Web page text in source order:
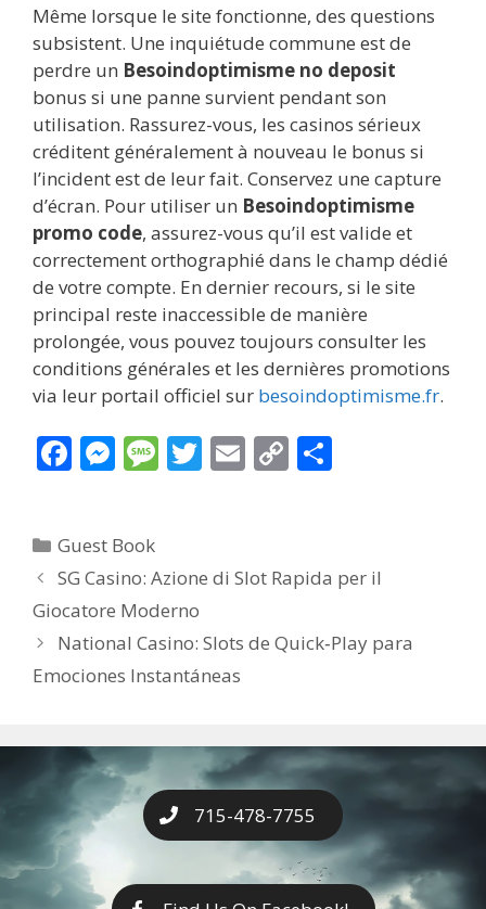
Même lorsque le site fonctionne, des questions
subsistent. Une inquiétude commune est de
perdre un Besoindoptimisme no deposit
bonus si une panne survient pendant son
utilisation. Rassurez-vous, les casinos sérieux
créditent généralement à nouveau le bonus si
l’incident est de leur fait. Conservez une capture
d’écran. Pour utiliser un Besoindoptimisme
promo code, assurez-vous qu’il est valide et
correctement orthographié dans le champ dédié
de votre compte. En dernier recours, si le site
principal reste inaccessible de manière
prolongée, vous pouvez toujours consulter les
conditions générales et les dernières promotions
via leur portail officiel sur besoindoptimisme.fr.
F
b
o
o
k
M
e
n
g
er
M
g
e
T E C
Li
n
k
Categories
Guest Book
SG Casino: Azione di Slot Rapida per il
Giocatore Moderno
National Casino: Slots de Quick‑Play para
Emociones Instantáneas
715-478-7755